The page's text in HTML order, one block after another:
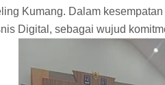
Kumang. Dalam
Digital, sebagai wujud